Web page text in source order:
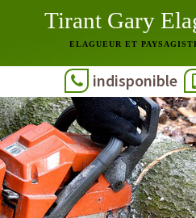
Tirant Gary
ELAGUEUR ET
indisponible